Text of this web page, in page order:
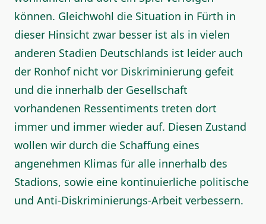
können. Gleichwohl die Situation in Fürth in
dieser Hinsicht zwar besser ist als in vielen
anderen Stadien Deutschlands ist leider auch
der Ronhof nicht vor Diskriminierung gefeit
und die innerhalb der Gesellschaft
vorhandenen Ressentiments treten dort
immer und immer wieder auf. Diesen Zustand
wollen wir durch die Schaffung eines
angenehmen Klimas für alle innerhalb des
Stadions, sowie eine kontinuierliche politische
und Anti-Diskriminierungs-Arbeit verbessern.